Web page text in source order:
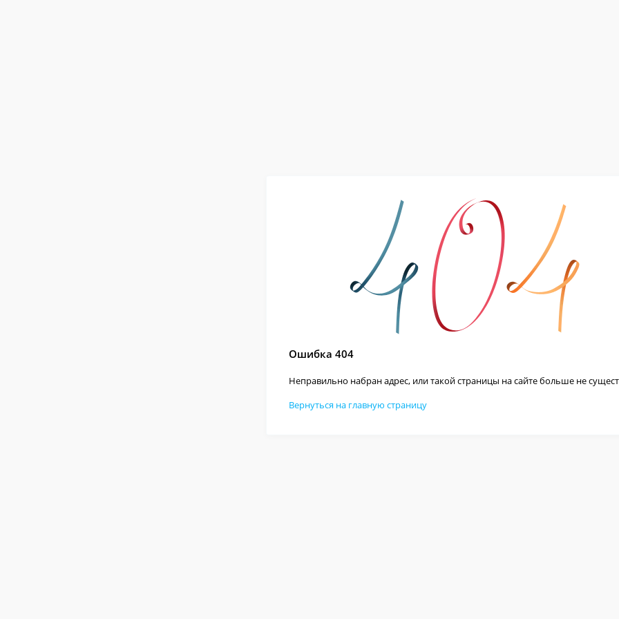
Ошибка 404
Неправильно набран адрес, или такой страницы на сайте больше не
Вернуться на главную страницу